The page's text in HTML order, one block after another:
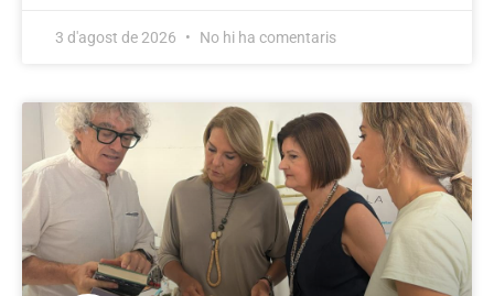
3 d'agost de 2026 No hi ha comentaris